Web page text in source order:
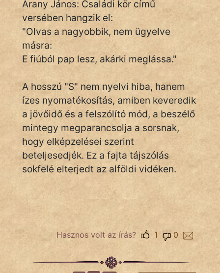
IRODALOM
SZÓLÁS
És
KÖZMONDÁS
ZENE
FILM
ÉLETMÓD
MAGYARSÁG
És
TÖRTÉNELEM
fantom
Arany János: Családi kör című
versében hangzik el:
"Olvas a nagyobbik, nem ügyelve
másra:
E fiúból pap lesz, akárki meglássa."
A hosszú "S" nem nyelvi hiba, hanem
ízes nyomatékosítás, amiben keveredik
a jövőidő és a felszólító mód, a beszélő
mintegy megparancsolja a sorsnak,
hogy elképzelései szerint
beteljesedjék. Ez a fajta tájszólás
sokfelé elterjedt az alföldi vidéken.
Hasznos volt az írás? 0
1